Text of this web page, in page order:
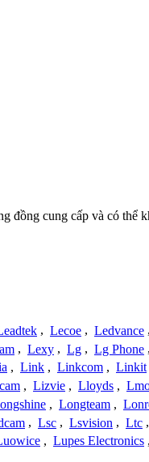
đồng cung cấp và có thể
, Lecoe , Ledvance ,
, Lexy , Lg , Lg Phone ,
, Link , Linkcom , Linkit
, Lizvie , Lloyds ,
, Longteam ,
, Lsc , Lsvision , Ltc ,
, Lupes Electronics ,